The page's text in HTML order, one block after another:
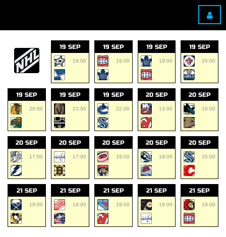
19 SEP
19:00
19 SEP
19:00
19 SEP
19:00
19 SEP
20:00
19 SEP
20:00
19 SEP
21:00
19 SEP
22:00
20 SEP
13:00
20 SEP
16:00
20 SEP
17:00
20 SEP
17:00
20 SEP
19:00
20 SEP
19:00
20 SEP
20:00
21 SEP
19:00
21 SEP
19:00
21 SEP
19:00
21 SEP
19:00
21 SEP
19:00